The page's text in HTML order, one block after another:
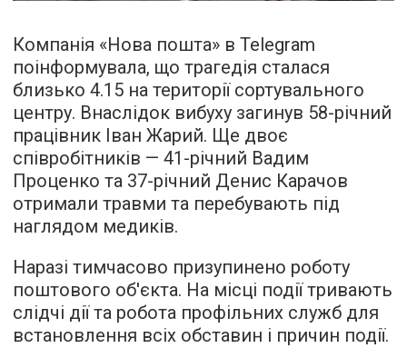
Компанія «Нова пошта» в Telegram
поінформувала, що трагедія сталася
близько 4.15 на території сортувального
центру. Внаслідок вибуху загинув 58-річний
працівник Іван Жарий. Ще двоє
співробітників — 41-річний Вадим
Проценко та 37-річний Денис Карачов
отримали травми та перебувають під
наглядом медиків.
Наразі тимчасово призупинено роботу
поштового об'єкта. На місці події тривають
слідчі дії та робота профільних служб для
встановлення всіх обставин і причин події.